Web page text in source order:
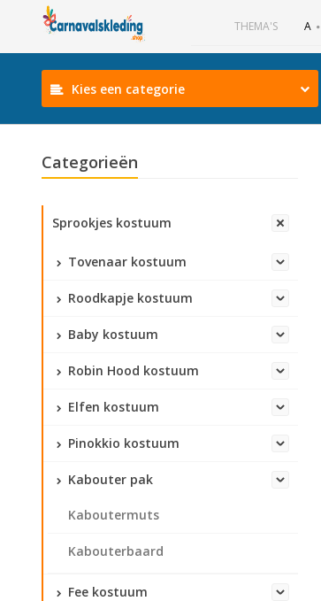
THEMA'S A
Kies een categorie
Categorieën
Sprookjes kostuum
Tovenaar kostuum
Roodkapje kostuum
Baby kostuum
Robin Hood kostuum
Elfen kostuum
Pinokkio kostuum
Kabouter pak
Kaboutermuts
Kabouterbaard
Fee kostuum